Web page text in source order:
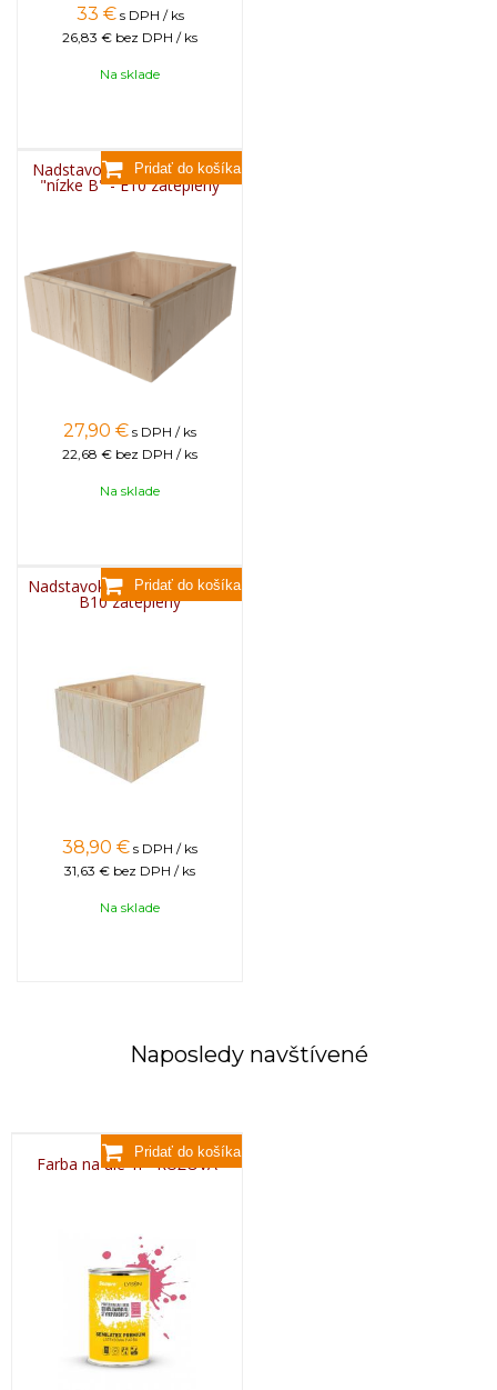
33 € s DPH / ks
26,83 € bez DPH / ks
Na sklade
Nadstavok drevený KLASIK
"nízke B" - E10 zateplený
27,90 € s DPH / ks
22,68 € bez DPH / ks
Na sklade
Nadstavok drevený KLASIK -
B10 zateplený
38,90 € s DPH / ks
31,63 € bez DPH / ks
Na sklade
Naposledy navštívené
Farba na úle 1l - RUŽOVÁ